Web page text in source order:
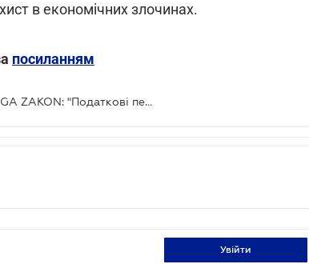
в економічних злочинах.
посиланням
Запрошуємо на вебінар від Академії LIGA ZAKON: "Податкові перевірки 2023: чого очікувати бізнесу?"
увійти